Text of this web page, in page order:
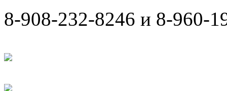
8-908-232-8246 и 8-960-